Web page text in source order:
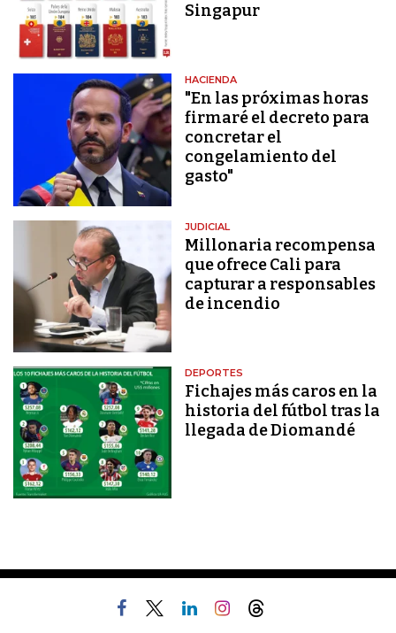
Singapur
HACIENDA
"En las próximas horas
firmaré el decreto para
concretar el
congelamiento del
gasto"
JUDICIAL
Millonaria recompensa
que ofrece Cali para
capturar a responsables
de incendio
DEPORTES
Fichajes más caros en la
historia del fútbol tras la
llegada de Diomandé